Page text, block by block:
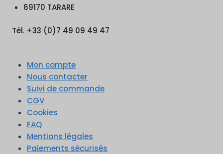
69170 TARARE
Tél. +33 (0)7 49 09 49 47
Mon compte
Nous contacter
Suivi de commande
CGV
Cookies
FAQ
Mentions légales
Paiements sécurisés